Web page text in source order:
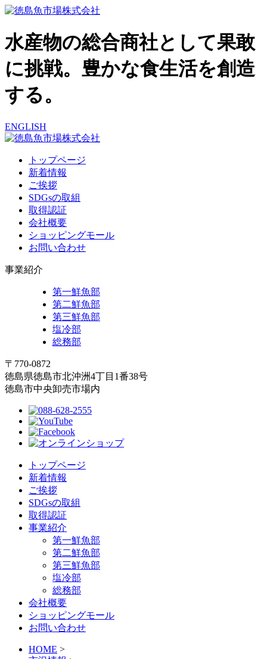
水産物の総合商社として果敢
に挑戦。豊かな食生活を創造
する。
ENGLISH
トップページ
新着情報
ご挨拶
SDGsの取組
取得認証
会社概要
ショッピングモール
お問い合わせ
事業紹介
第一鮮魚部
第二鮮魚部
第三鮮魚部
塩冷部
総務部
〒770-0872
徳島県徳島市北沖洲4丁目1番38号
徳島市中央卸売市場内
トップページ
新着情報
ご挨拶
SDGsの取組
取得認証
事業紹介
第一鮮魚部
第二鮮魚部
第三鮮魚部
塩冷部
総務部
会社概要
ショッピングモール
お問い合わせ
HOME >